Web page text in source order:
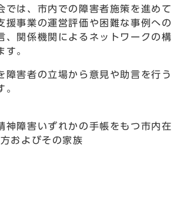
は、市内での障害者施策を進めて
援事業の運営評価や困難な事例への
、関係機関によるネットワークの構
す。
害者の立場から意見や助言を行う
。
障害いずれかの手帳をもつ市内在
およびその家族